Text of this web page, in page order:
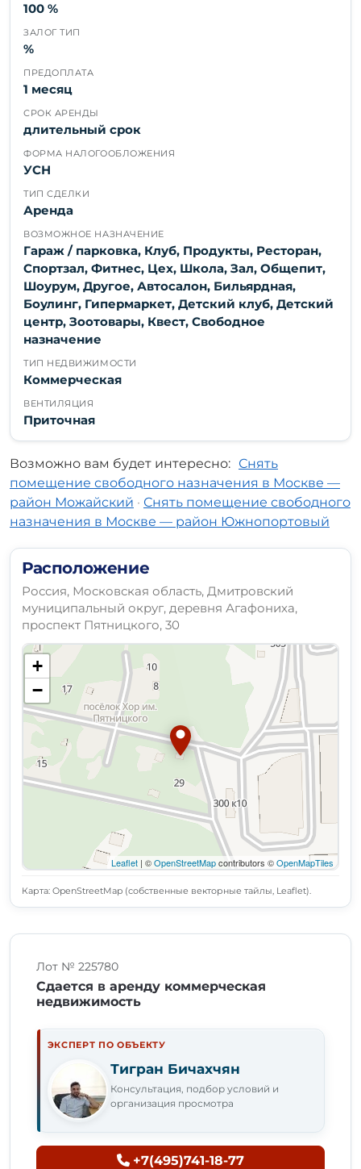
100 %
ЗАЛОГ ТИП
%
ПРЕДОПЛАТА
1 месяц
СРОК АРЕНДЫ
длительный срок
ФОРМА НАЛОГООБЛОЖЕНИЯ
УСН
ТИП СДЕЛКИ
Аренда
ВОЗМОЖНОЕ НАЗНАЧЕНИЕ
Гараж / парковка, Клуб, Продукты, Ресторан,
Спортзал, Фитнес, Цех, Школа, Зал, Общепит,
Шоурум, Другое, Автосалон, Бильярдная,
Боулинг, Гипермаркет, Детский клуб, Детский
центр, Зоотовары, Квест, Свободное
назначение
ТИП НЕДВИЖИМОСТИ
Коммерческая
ВЕНТИЛЯЦИЯ
Приточная
Возможно вам будет интересно: Снять
помещение свободного назначения в Москве —
район Можайский · Снять помещение свободного
назначения в Москве — район Южнопортовый
Расположение
Россия, Московская область, Дмитровский
муниципальный округ, деревня Агафониха,
проспект Пятницкого, 30
+
−
Leaflet | ©OpenStreetMapcontributors ©OpenMapTiles
Карта: OpenStreetMap (собственные векторные тайлы, Leaflet).
Лот № 225780
Сдается в аренду коммерческая
недвижимость
ЭКСПЕРТ ПО ОБЪЕКТУ
Тигран Бичахчян
Консультация, подбор условий и
организация просмотра
+7(495)741-18-77